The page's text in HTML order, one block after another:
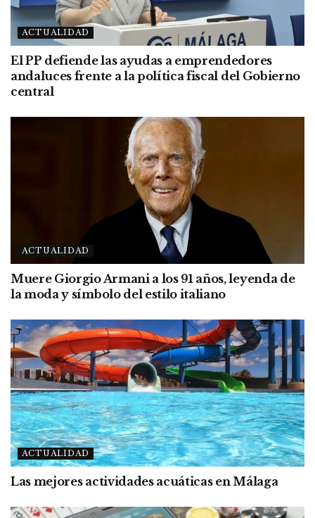
ACTUALIDAD
El PP defiende las ayudas a emprendedores
andaluces frente a la política fiscal del Gobierno
central
ACTUALIDAD
Muere Giorgio Armani a los 91 años, leyenda de
la moda y símbolo del estilo italiano
ACTUALIDAD
Las mejores actividades acuáticas en Málaga